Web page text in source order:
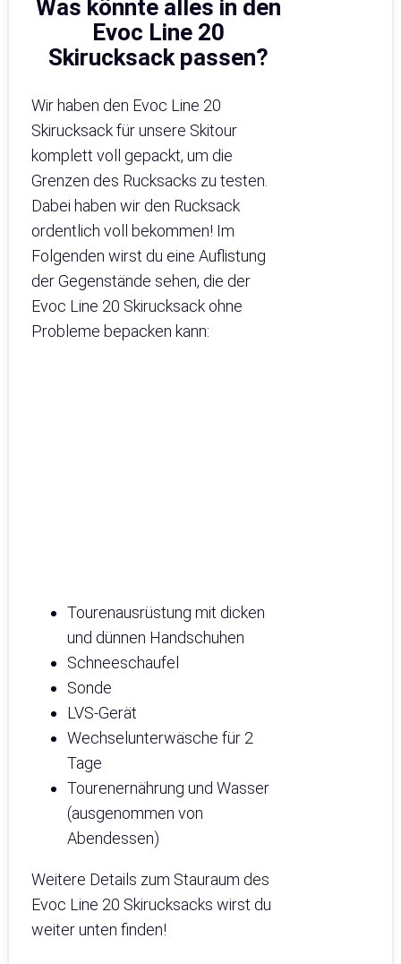
Was könnte alles in den
Evoc Line 20
Skirucksack passen?
Wir haben den Evoc Line 20
Skirucksack für unsere Skitour
komplett voll gepackt, um die
Grenzen des Rucksacks zu testen.
Dabei haben wir den Rucksack
ordentlich voll bekommen! Im
Folgenden wirst du eine Auflistung
der Gegenstände sehen, die der
Evoc Line 20 Skirucksack ohne
Probleme bepacken kann:
Tourenausrüstung mit dicken
und dünnen Handschuhen
Schneeschaufel
Sonde
LVS-Gerät
Wechselunterwäsche für 2
Tage
Tourenernährung und Wasser
(ausgenommen von
Abendessen)
Weitere Details zum Stauraum des
Evoc Line 20 Skirucksacks wirst du
weiter unten finden!